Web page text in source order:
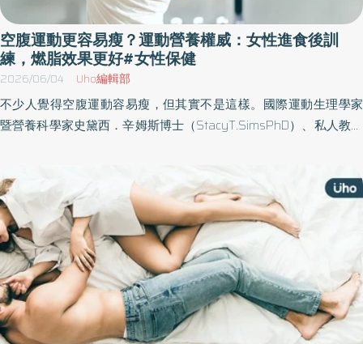
空腹運動更容易瘦？運動營養權威：女性進食後訓
練，燃脂效果更好#女性保健
2026/06/04 Uho編輯部
不少人覺得空腹運動容易瘦，但其實不是這樣。國際運動生理學家
暨營養科學家史黛西．辛姆斯博士（StacyT.SimsPhD）、私人教練
奏，科學規劃訓練、飲食與恢復，全面釋放運動潛能。以下為原書
摘文：